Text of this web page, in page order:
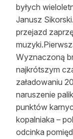
Reklama
Zostań
Archiwum
Kontakt
byłych
Janusz
przejazd
Wyznaczoną
najkrótszym
załadowaniu
naruszenie
punktów
kopalniaka –
odcinka